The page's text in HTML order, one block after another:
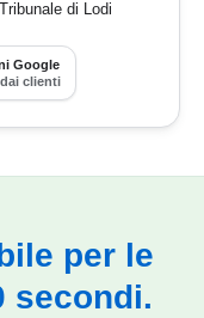
di Lodi
Google
clienti
per le
secondi.